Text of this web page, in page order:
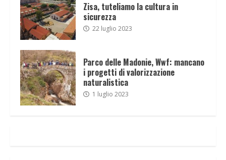
Zisa, tuteliamo la cultura in
sicurezza
22 luglio 2023
Parco delle Madonie, Wwf: mancano
i progetti di valorizzazione
naturalistica
1 luglio 2023